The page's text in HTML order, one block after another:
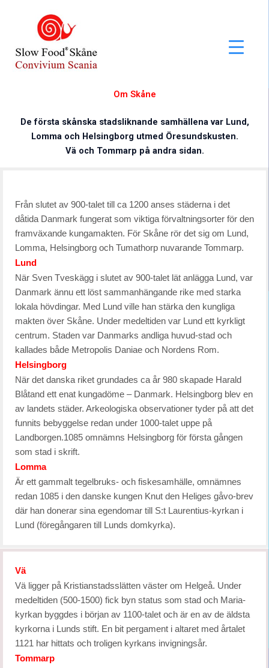
Om Skåne
De första skånska stadsliknande samhällena var Lund,
Lomma och Helsingborg utmed Öresundskusten.
Vä och Tommarp på andra sidan.
Från slutet av 900-talet till ca 1200 anses städerna i det
dåtida Danmark fungerat som viktiga förvaltningsorter för den
framväxande kungamakten. För Skåne rör det sig om Lund,
Lomma, Helsingborg och Tumathorp nuvarande Tommarp.
Lund
När Sven Tveskägg i slutet av 900-talet lät anlägga Lund, var
Danmark ännu ett löst sammanhängande rike med starka
lokala hövdingar. Med Lund ville han stärka den kungliga
makten över Skåne. Under medeltiden var Lund ett kyrkligt
centrum. Staden var Danmarks andliga huvud-stad och
kallades både Metropolis Daniae och Nordens Rom.
Helsingborg
När det danska riket grundades ca år 980 skapade Harald
Blåtand ett enat kungadöme – Danmark. Helsingborg blev en
av landets städer. Arkeologiska observationer tyder på att det
funnits bebyggelse redan under 1000-talet uppe på
Landborgen.1085 omnämns Helsingborg för första gången
som stad i skrift.
Lomma
Är ett gammalt tegelbruks- och fiskesamhälle, omnämnes
redan 1085 i den danske kungen Knut den Heliges gåvo-brev
där han donerar sina egendomar till S:t Laurentius-kyrkan i
Lund (föregångaren till Lunds domkyrka).
Vä
Vä ligger på Kristianstadsslätten väster om Helgeå. Under
medeltiden (500-1500) fick byn status som stad och Maria-
kyrkan byggdes i början av 1100-talet och är en av de äldsta
kyrkorna i Lunds stift. En bit pergament i altaret med årtalet
1121 har hittats och troligen kyrkans invigningsår.
Tommarp